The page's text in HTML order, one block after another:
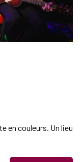
en couleurs. Un lieu